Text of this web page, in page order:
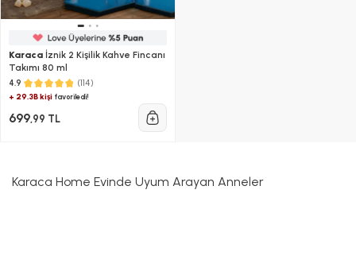
Karaca İznik 2 Kişilik Kahve Fincanı
Takımı 80 ml
4.9 (114)
+ 29.3B kişi favoriledi!
699,99 TL
Karaca Home Evinde Uyum Arayan Anneler